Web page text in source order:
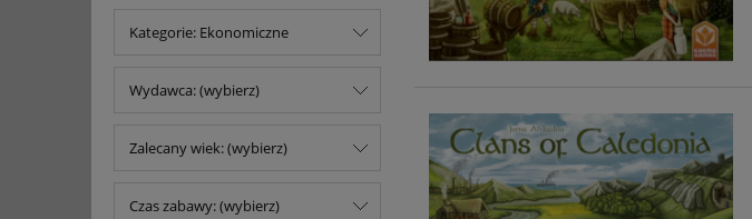
Kategorie: Ekonomiczne
Wydawca: (wybierz)
Zalecany wiek: (wybierz)
Czas zabawy: (wybierz)